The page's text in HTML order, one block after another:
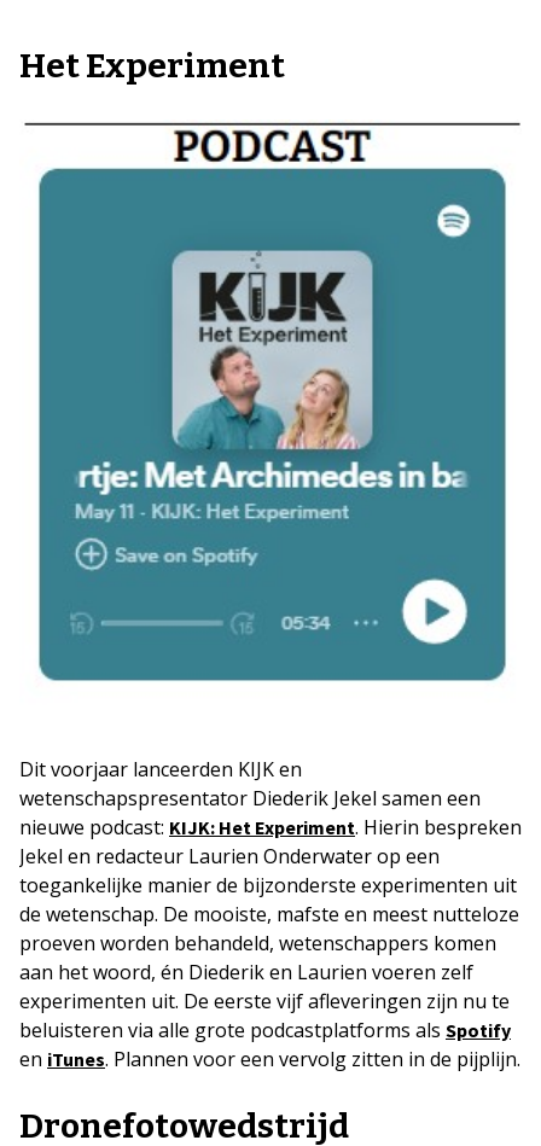
Het Experiment
Dit voorjaar lanceerden KIJK en
wetenschapspresentator Diederik Jekel samen een
nieuwe podcast: KIJK: Het Experiment. Hierin bespreken
Jekel en redacteur Laurien Onderwater op een
toegankelijke manier de bijzonderste experimenten uit
de wetenschap. De mooiste, mafste en meest nutteloze
proeven worden behandeld, wetenschappers komen
aan het woord, én Diederik en Laurien voeren zelf
experimenten uit. De eerste vijf afleveringen zijn nu te
beluisteren via alle grote podcastplatforms als Spotify
en iTunes. Plannen voor een vervolg zitten in de pijplijn.
Dronefotowedstrijd